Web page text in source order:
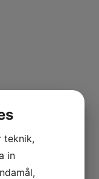
teknik,
in